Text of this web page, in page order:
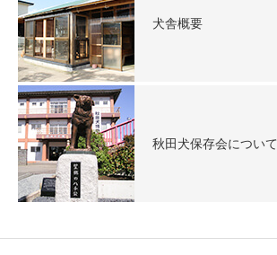
犬舎概要
秋田犬保存会について